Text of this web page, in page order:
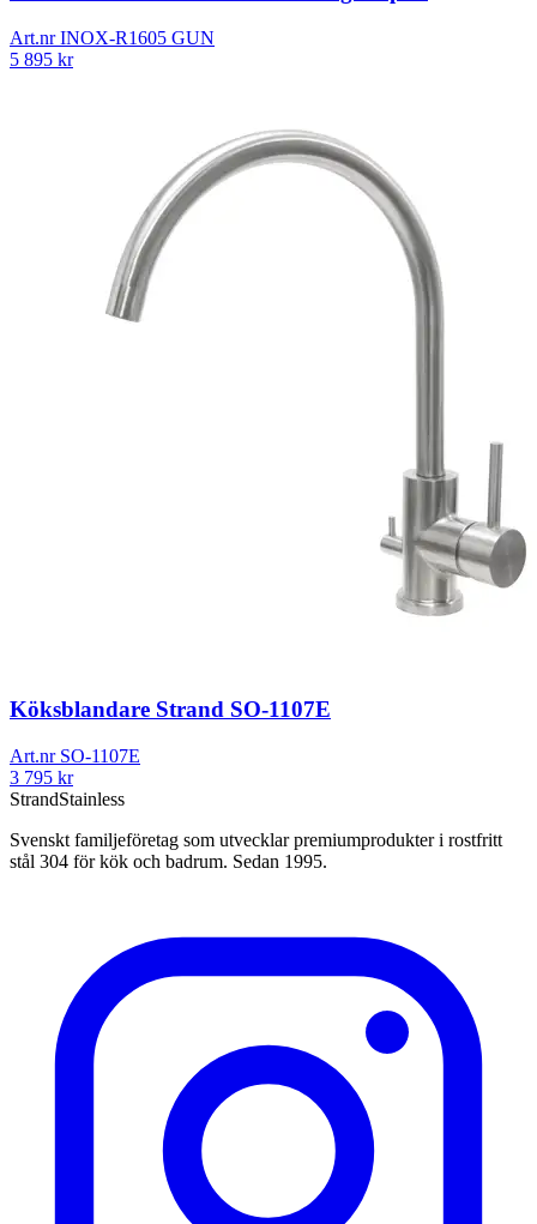
Art.nrINOX-R1605 GUN
5 895 kr
Köksblandare Strand SO-1107E
Art.nr SO-1107E
3 795 kr
StrandStainless
Svenskt familjeföretag som utvecklar premiumprodukter i rostfritt
stål 304 för kök och badrum. Sedan 1995.